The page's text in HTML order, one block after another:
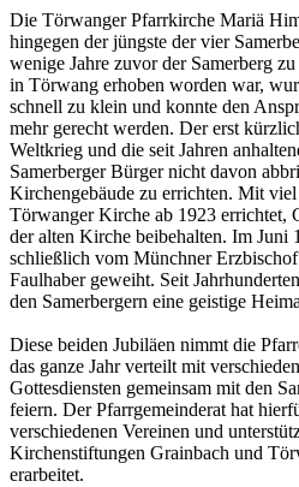
Die Törwanger Pfarrkirche Mariä
hingegen der jüngste der vier
wenige Jahre zuvor der Samerberg
in Törwang erhoben worden war,
schnell zu klein und konnte den
mehr gerecht werden. Der erst
Weltkrieg und die seit Jahren
Samerberger Bürger nicht davon
Kirchengebäude zu errichten. Mit
Törwanger Kirche ab 1923 errichtet,
der alten Kirche beibehalten. Im Juni
schließlich vom Münchner
Faulhaber geweiht. Seit
den Samerbergern eine geistige
Diese beiden Jubiläen nimmt die
das ganze Jahr verteilt mit
Gottesdiensten gemeinsam mit den
feiern. Der Pfarrgemeinderat hat
verschiedenen Vereinen und
Kirchenstiftungen Grainbach und
erarbeitet.